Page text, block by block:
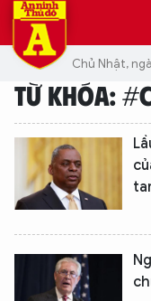
Chủ Nhật,
TỪ KHÓA: